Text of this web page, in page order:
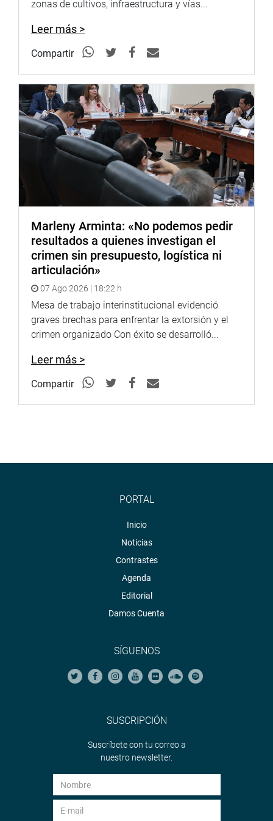
Villavicencio, director de procesamiento, Transporte y
También estuvieron el comandante General de Cuerpo de
Bomberos Voluntarios del Perú, Juna Morales Carpio y el
Gerente de Gestión de Riesgo de Desastres de la
Municipalidad de Lima, Mario Cassareto, entre otros
funcionarios municipales.
COMISIÓN DE DEFENSA DEL CONSUMIDOR Y
ORGANISMOS REGULADORES DE LOS SERVICIOS
zonas de cultivos, infraestructura y vías...
Leer más >
Compartir
Marleny Arminta: «No podemos pedir
resultados a quienes investigan el
crimen sin presupuesto, logística ni
articulación»
07 Ago 2026 | 18:22 h
Mesa de trabajo interinstitucional evidenció
graves brechas para enfrentar la extorsión y el
crimen organizado Con éxito se desarrolló...
Leer más >
Compartir
PORTAL
Inicio
Noticias
Contrastes
Agenda
Editorial
Damos Cuenta
SÍGUENOS
SUSCRIPCIÓN
Suscríbete con tu correo a
nuestro newsletter.